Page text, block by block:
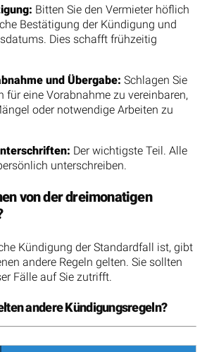
Bitten Sie den Vermieter höflich
Bestätigung der Kündigung und
Dies schafft frühzeitig
und Übergabe: Schlagen Sie
für eine Vorabnahme zu vereinbaren,
oder notwendige Arbeiten zu
Der wichtigste Teil. Alle
unterschreiben.
von der dreimonatigen
Kündigung der Standardfall ist, gibt
andere Regeln gelten. Sie sollten
Fälle auf Sie zutrifft.
andere Kündigungsregeln?